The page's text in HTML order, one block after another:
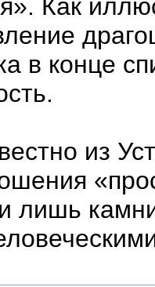
Как
в конце
из
лишь